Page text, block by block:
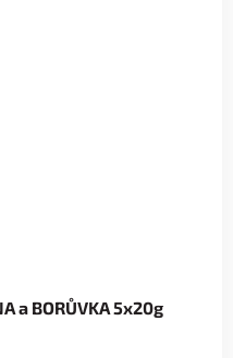
a BORŮVKA 5x20g